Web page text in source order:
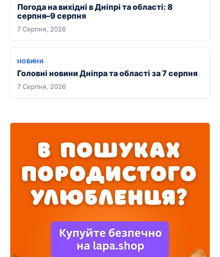
Погода на вихідні в Дніпрі та області: 8
серпня–9 серпня
7 Серпня, 2026
НОВИНИ
Головні новини Дніпра та області за 7 серпня
7 Серпня, 2026